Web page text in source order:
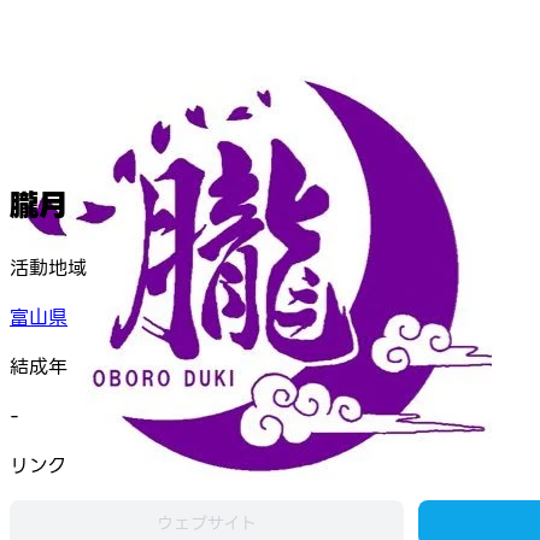
朧月
活動地域
富山県
結成年
-
リンク
ウェブサイト